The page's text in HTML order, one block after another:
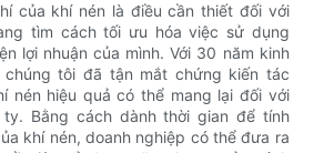
của khí nén là điều cần thiết đối với
tìm cách tối ưu hóa việc sử dụng
lợi nhuận của mình. Với 30 năm kinh
chúng tôi đã tận mắt chứng kiến ​​tác
nén hiệu quả có thể mang lại đối với
Bằng cách dành thời gian để tính
khí nén, doanh nghiệp có thể đưa ra